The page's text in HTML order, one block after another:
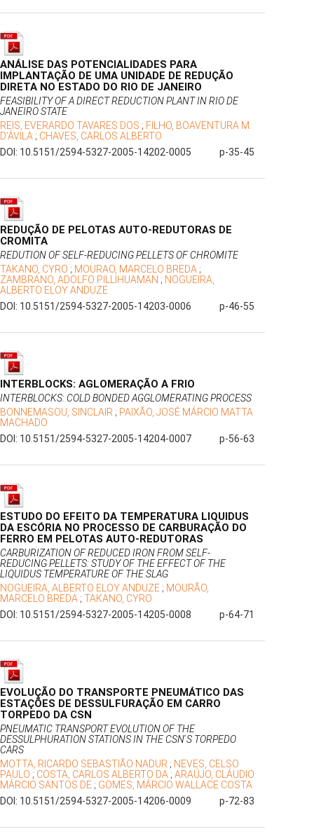
ANÁLISE DAS POTENCIALIDADES PARA
IMPLANTAÇÃO DE UMA UNIDADE DE REDUÇÃO
DIRETA NO ESTADO DO RIO DE JANEIRO
FEASIBILITY OF A DIRECT REDUCTION PLANT IN RIO DE
JANEIRO STATE
REIS, EVERARDO TAVARES DOS ; FILHO, BOAVENTURA M.
D’ÁVILA ; CHAVES, CARLOS ALBERTO
DOI: 10.5151/2594-5327-2005-14202-0005
p-35-45
REDUÇÃO DE PELOTAS AUTO-REDUTORAS DE
CROMITA
REDUTION OF SELF-REDUCING PELLETS OF CHROMITE
TAKANO, CYRO ; MOURAO, MARCELO BREDA ;
ZAMBRANO, ADOLFO PILLIHUAMAN ; NOGUEIRA,
ALBERTO ELOY ANDUZE
DOI: 10.5151/2594-5327-2005-14203-0006
p-46-55
INTERBLOCKS: AGLOMERAÇÃO A FRIO
INTERBLOCKS: COLD BONDED AGGLOMERATING PROCESS
BONNEMASOU, SINCLAIR ; PAIXÃO, JOSÉ MÁRCIO MATTA
MACHADO
DOI: 10.5151/2594-5327-2005-14204-0007
p-56-63
ESTUDO DO EFEITO DA TEMPERATURA LIQUIDUS
DA ESCÓRIA NO PROCESSO DE CARBURAÇÃO DO
FERRO EM PELOTAS AUTO-REDUTORAS
CARBURIZATION OF REDUCED IRON FROM SELF-
REDUCING PELLETS: STUDY OF THE EFFECT OF THE
LIQUIDUS TEMPERATURE OF THE SLAG
NOGUEIRA, ALBERTO ELOY ANDUZE ; MOURÃO,
MARCELO BREDA ; TAKANO, CYRO
DOI: 10.5151/2594-5327-2005-14205-0008
p-64-71
EVOLUÇÃO DO TRANSPORTE PNEUMÁTICO DAS
ESTAÇÕES DE DESSULFURAÇÃO EM CARRO
TORPEDO DA CSN
PNEUMATIC TRANSPORT EVOLUTION OF THE
DESSULPHURATION STATIONS IN THE CSN ́S TORPEDO
CARS
MOTTA, RICARDO SEBASTIÃO NADUR ; NEVES, CELSO
PAULO ; COSTA, CARLOS ALBERTO DA ; ARAÚJO, CLÁUDIO
MÁRCIO SANTOS DE ; GOMES, MÁRCIO WALLACE COSTA
DOI: 10.5151/2594-5327-2005-14206-0009
p-72-83